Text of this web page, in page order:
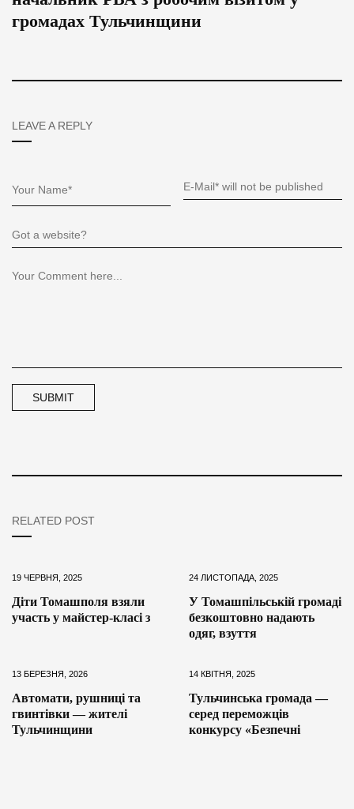
громадах Тульчинщини
LEAVE A REPLY
RELATED POST
19 ЧЕРВНЯ, 2025
Діти Томашполя взяли
участь у майстер-класі з
24 ЛИСТОПАДА, 2025
У Томашпільській громаді
безкоштовно надають
одяг, взуття
13 БЕРЕЗНЯ, 2026
Автомати, рушниці та
гвинтівки — жителі
Тульчинщини
14 КВІТНЯ, 2025
Тульчинська громада —
серед переможців
конкурсу «Безпечні